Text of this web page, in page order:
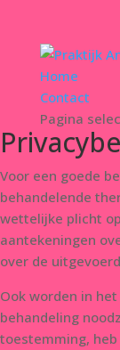
Home
Contact
Pagina
Voor een goede
behandelende
wettelijke plicht
aantekeningen
over de
Ook worden in
behandeling
toestemming,